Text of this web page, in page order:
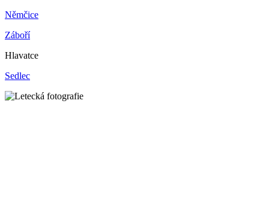
Němčice
Záboří
Hlavatce
Sedlec